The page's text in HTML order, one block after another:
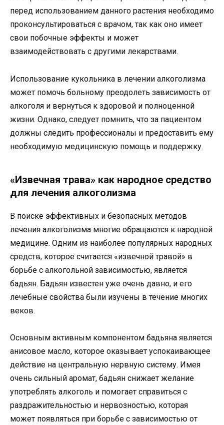
перед использованием данного растения необходимо
проконсультироваться с врачом, так как оно имеет
свои побочные эффекты и может
взаимодействовать с другими лекарствами.
Использование кукольника в лечении алкоголизма
может помочь больному преодолеть зависимость от
алкоголя и вернуться к здоровой и полноценной
жизни. Однако, следует помнить, что за пациентом
должны следить профессионалы и предоставить ему
необходимую медицинскую помощь и поддержку.
«Извечная трава» как народное средство
для лечения алкоголизма
В поиске эффективных и безопасных методов
лечения алкоголизма многие обращаются к народной
медицине. Одним из наиболее популярных народных
средств, которое считается «извечной травой» в
борьбе с алкогольной зависимостью, является
бадьян. Бадьян известен уже очень давно, и его
лечебные свойства были изучены в течение многих
веков.
Основным активным компонентом бадьяна является
анисовое масло, которое оказывает успокаивающее
действие на центральную нервную систему. Имея
очень сильный аромат, бадьян снижает желание
употреблять алкоголь и помогает справиться с
раздражительностью и нервозностью, которая
может появляться при борьбе с зависимостью от